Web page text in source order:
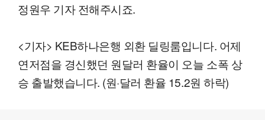
정원우 기자 전해주시죠.
<기자> KEB하나은행 외환 딜링룸입니다. 어제
연저점을 경신했던 원달러 환율이 오늘 소폭 상
승 출발했습니다. (원·달러 환율 15.2원 하락)